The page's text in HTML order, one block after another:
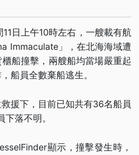
11日上午10時左右，一艘載有航
Immaculate」，在北海海域遭
船撞擊，兩艘船均當場嚴重起
船員全數棄船逃生。
援下，目前已知共有36名船員
落不明。
顯示，撞擊發生時，